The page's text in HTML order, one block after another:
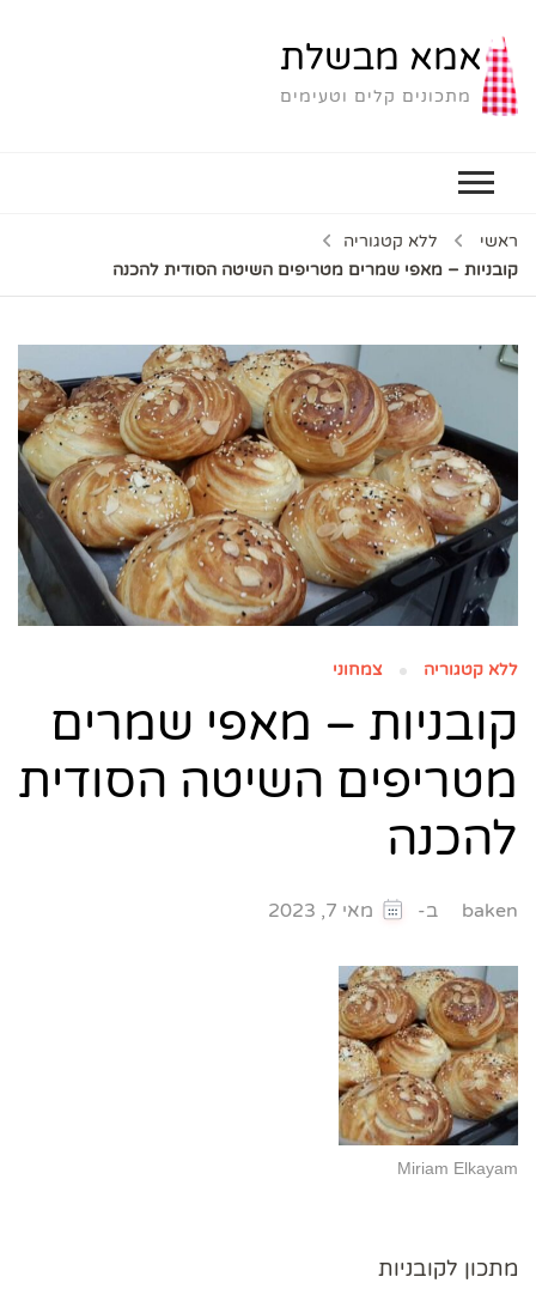
אמא מבשלת
מתכונים קלים וטעימים
ראשי
ללא קטגוריה
קובניות – מאפי שמרים מטריפים השיטה הסודית להכנה
ללא קטגוריה צמחוני
קובניות – מאפי שמרים
מטריפים השיטה הסודית
להכנה
baken ב- מאי 7, 2023
Miriam Elkayam
מתכון לקובניות